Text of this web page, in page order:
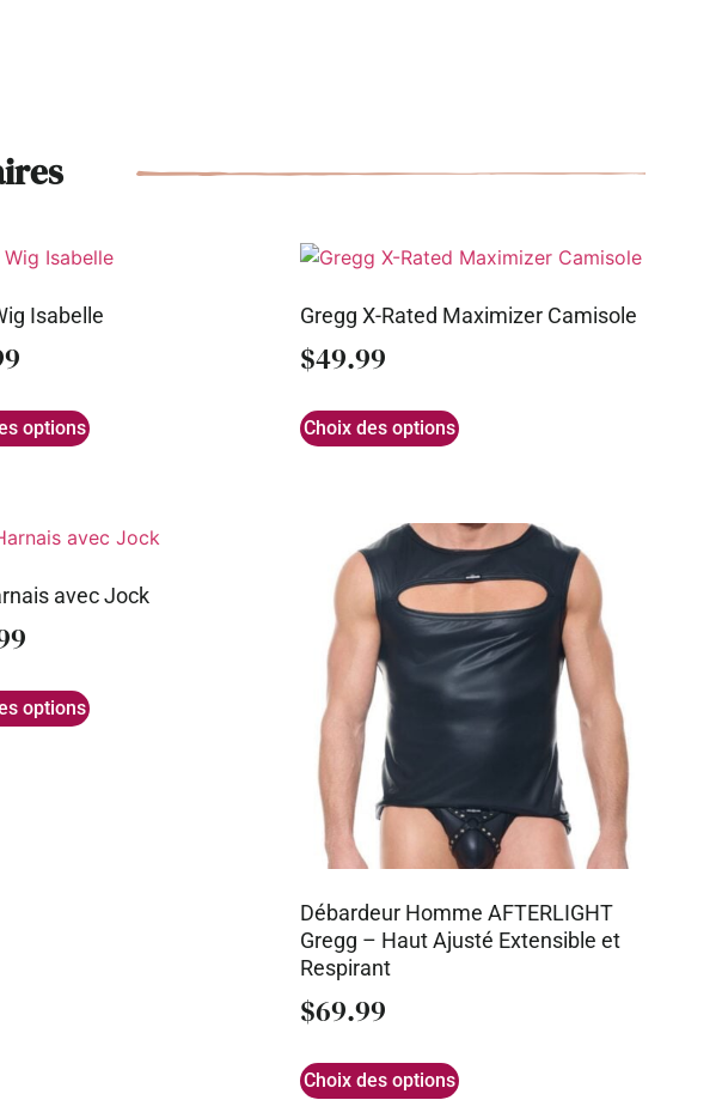
Isabelle
options
Gregg X-Rated Maximizer Camisole
$49.99
Choix des options
avec Jock
options
Débardeur Homme AFTERLIGHT
Gregg – Haut Ajusté Extensible et
Respirant
$69.99
Choix des options